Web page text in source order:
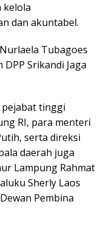
kelola
dan akuntabel.
Tubagoes
Srikandi Jaga
tinggi
RI, para menteri
serta direksi
daerah juga
Lampung Rahmat
Sherly Laos
Pembina